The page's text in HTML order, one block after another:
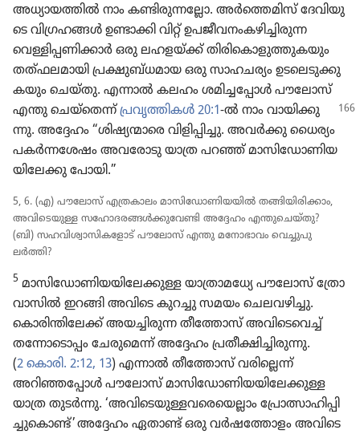
അധ്യാ​യ​ത്തിൽ നാം കണ്ടിരു​ന്ന​ല്ലോ. അർത്തെ​മിസ്‌ ദേവി​യു​
ടെ വിഗ്ര​ഹങ്ങൾ ഉണ്ടാക്കി വിറ്റ്‌ ഉപജീ​വ​നം​ക​ഴി​ച്ചി​രുന്ന
വെള്ളി​പ്പ​ണി​ക്കാർ ഒരു ലഹളയ്‌ക്ക്‌ തിരി​കൊ​ളു​ത്തു​ക​യും
തത്‌ഫ​ല​മാ​യി പ്രക്ഷു​ബ്ധ​മായ ഒരു സാഹച​ര്യം ഉടലെ​ടു​ക്കു​
ക​യും ചെയ്‌തു. എന്നാൽ കലഹം ശമിച്ച​പ്പോൾ പൗലോസ്‌
എന്തു ചെയ്‌തെന്ന്‌പ്രവൃ​ത്തി​കൾ 20:1-ൽ നാം വായി​ക്കു​
ന്നു. അദ്ദേഹം “ശിഷ്യ​ന്മാ​രെ വിളി​പ്പി​ച്ചു. അവർക്കു ധൈര്യം
പകർന്ന​ശേഷം അവരോ​ടു യാത്ര പറഞ്ഞ്‌ മാസി​ഡോ​ണി​യ​
യി​ലേക്കു പോയി.”
5, 6. (എ) പൗലോസ്‌ എത്രകാ​ലം മാസി​ഡോ​ണി​യ​യിൽ തങ്ങിയി​രി​ക്കാം,
അവി​ടെ​യുള്ള സഹോ​ദ​ര​ങ്ങൾക്കു​വേണ്ടി അദ്ദേഹം എന്തു​ചെ​യ്‌തു?
(ബി) സഹവി​ശ്വാ​സി​ക​ളോട്‌ പൗലോസ്‌ എന്തു മനോ​ഭാ​വം വെച്ചു​പു​
ലർത്തി?
5 മാസി​ഡോ​ണി​യ​യി​ലേ​ക്കുള്ള യാത്രാ​മ​ധ്യേ പൗലോസ്‌ ത്രോ​
വാ​സിൽ ഇറങ്ങി അവിടെ കുറച്ചു സമയം ചെലവ​ഴി​ച്ചു.
കൊരി​ന്തി​ലേക്ക്‌ അയച്ചി​രുന്ന തീത്തോസ്‌ അവി​ടെ​വെച്ച്‌
തന്നോ​ടൊ​പ്പം ചേരു​മെന്ന്‌ അദ്ദേഹം പ്രതീ​ക്ഷി​ച്ചി​രു​ന്നു.
(2 കൊരി. 2:12, 13) എന്നാൽ തീത്തോസ്‌ വരി​ല്ലെന്ന്‌
അറിഞ്ഞ​പ്പോൾ പൗലോസ്‌ മാസി​ഡോ​ണി​യ​യി​ലേ​ക്കുള്ള
യാത്ര തുടർന്നു. ‘അവി​ടെ​യു​ള്ള​വ​രെ​യെ​ല്ലാം പ്രോ​ത്സാ​ഹി​പ്പി​
ച്ചു​കൊണ്ട്‌’ അദ്ദേഹം ഏതാണ്ട്‌ ഒരു വർഷ​ത്തോ​ളം അവിടെ